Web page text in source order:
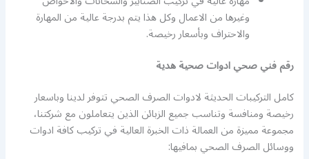
وغيرها من الاعمال وكل هذا يتم بدرجة عالية من المهارة
والاحتراف وبأسعار رخيصة.
رقم فني صحي ادوات صحية هدية
كامل التركيبات الحديثة لادوات الصرف الصحي تتوفر لدينا وباسعار
رخيصة ومنافسة وتناسب جميع الزبائن الذين يتعاملون مع شركتنا،
مجموعة مميزة من العمالة ذات الخبرة العالية في تركيب كافة ادوات
ووسائل الصرف الصحي بمافيها: